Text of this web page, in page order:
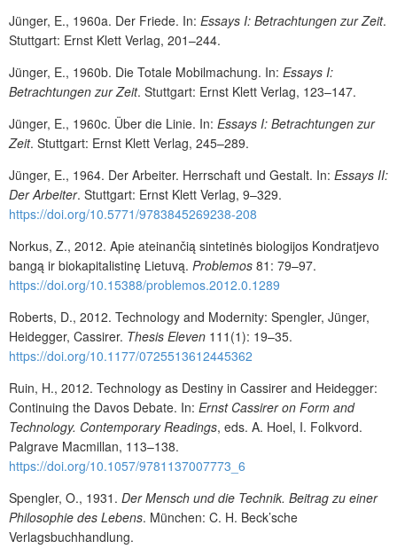
Jünger, E., 1960a. Der Friede. In: Essays I: Betrachtungen zur Zeit.
Stuttgart: Ernst Klett Verlag, 201–244.
Jünger, E., 1960b. Die Totale Mobilmachung. In: Essays I:
Betrachtungen zur Zeit. Stuttgart: Ernst Klett Verlag, 123–147.
Jünger, E., 1960c. Über die Linie. In: Essays I: Betrachtungen zur
Zeit. Stuttgart: Ernst Klett Verlag, 245–289.
Jünger, E., 1964. Der Arbeiter. Herrschaft und Gestalt. In: Essays II:
Der Arbeiter. Stuttgart: Ernst Klett Verlag, 9–329.
https://doi.org/10.5771/9783845269238-208
Norkus, Z., 2012. Apie ateinančią sintetinės biologijos Kondratjevo
bangą ir biokapitalistinę Lietuvą. Problemos 81: 79–97.
https://doi.org/10.15388/problemos.2012.0.1289
Roberts, D., 2012. Technology and Modernity: Spengler, Jünger,
Heidegger, Cassirer. Thesis Eleven 111(1): 19–35.
https://doi.org/10.1177/0725513612445362
Ruin, H., 2012. Technology as Destiny in Cassirer and Heidegger:
Continuing the Davos Debate. In: Ernst Cassirer on Form and
Technology. Contemporary Readings, eds. A. Hoel, I. Folkvord.
Palgrave Macmillan, 113–138.
https://doi.org/10.1057/9781137007773_6
Spengler, O., 1931. Der Mensch und die Technik. Beitrag zu einer
Philosophie des Lebens. München: C. H. Beck’sche
Verlagsbuchhandlung.